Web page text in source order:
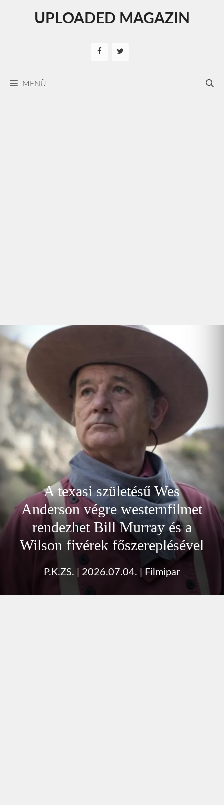
UPLOADED MAGAZIN
MENÜ
A texasi születésű Wes
Anderson végre westernfilmet
rendezhet Bill Murray és a
Wilson fivérek főszereplésével
P.K.ZS. 2026.07.04. Filmipar